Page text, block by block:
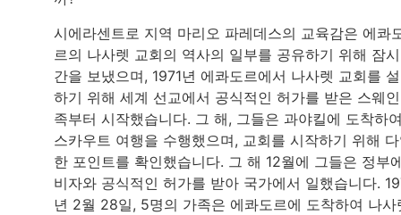
시에라센트로 지역 마리오 파레데스의 교육감은 에콰
르의 나사렛 교회의 역사의 일부를 공유하기 위해 잠
간을 보냈으며, 1971년 에콰도르에서 나사렛 교회를
하기 위해 세계 선교에서 공식적인 허가를 받은 스웨
족부터 시작했습니다. 그 해, 그들은 과야킬에 도착하
스카우트 여행을 수행했으며, 교회를 시작하기 위해
한 포인트를 확인했습니다. 그 해 12월에 그들은 정부
비자와 공식적인 허가를 받아 국가에서 일했습니다.
년 2월 28일, 5명의 가족은 에콰도르에 도착하여 나사